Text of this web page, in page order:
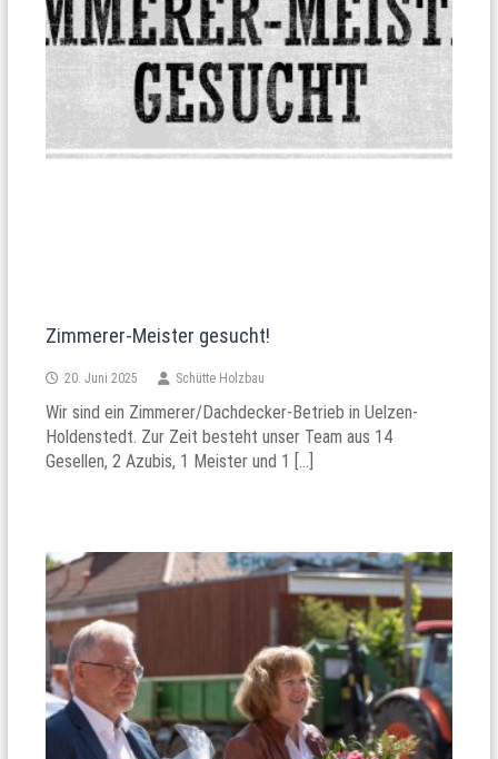
Zimmerer-Meister gesucht!
20. Juni 2025 Schütte Holzbau
Wir sind ein Zimmerer/Dachdecker-Betrieb in Uelzen-
Holdenstedt. Zur Zeit besteht unser Team aus 14
Gesellen, 2 Azubis, 1 Meister und 1 […]